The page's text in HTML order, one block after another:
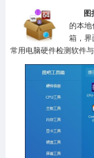
图
的本地
箱，界
常用电脑硬件检测软件